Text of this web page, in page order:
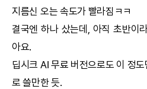
지름신 오는 속도가 빨라짐ㅋㅋ
결국엔 하나 샀는데, 아직 초반이
아요.
딥시크 AI 무료 버전으로도 이 정
로 쓸만한 듯.